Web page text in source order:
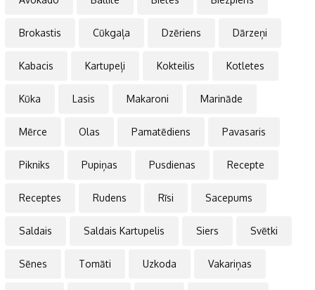
Brokastis Cūkgaļa Dzēriens Dārzeņi
Kabacis Kartupeļi Kokteilis Kotletes
Kūka Lasis Makaroni Marināde
Mērce Olas Pamatēdiens Pavasaris
Pikniks Pupiņas Pusdienas Recepte
Receptes Rudens Rīsi Sacepums
Saldais Saldais Kartupelis Siers Svētki
Sēnes Tomāti Uzkoda Vakariņas